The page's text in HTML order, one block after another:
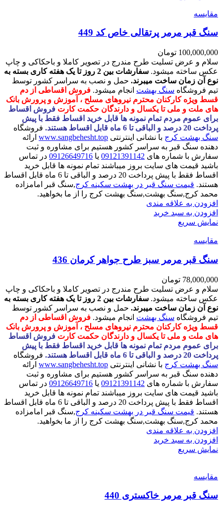
مقايسه
سنگ قبر مرمر پرتقالی خاص کد 449
100,000,000 تومان
سلام و عرض تسلیت طرح مندرج در تصویر کاملا و باحکاکی و چاپ
عکس ساخته میشود.
سفارشات بین 2 روز تا یک هفته کاری بسته به
نوع آن زمان ساخت میبرند. حمل و نصب به سراسر کشور توسط
تیم فروشگاه سنگ بهشت انجام میشود. فروش اقساطی از دم
قسط ویژه کارکنان محترم نیروهای مسلح ، آموزش و پرورش بانک
های ملت و ملی تا یکسال و دارندگان حکمت کارت فروش اقساط
برای عموم مردم تمام نمونه ها قابل خرید اقساط فقط با پیش
پرداخت 20 درصد و الباقی تا 6 ماه قابل اقساط هستند.
فروشگاه
سنگ بهشت کرج با نشانی اینترنتی www.sangbehesht.top ارائه
دهنده سنگ قبر به سراسر کشور هستیم برای مشاوره و ثبت
سفارش با شماره های 09121391142 یا 09126649716 در تماس
باشید قیمت های سایت بروز میباشند تمام نمونه ها قابل خرید
اقساط فقط با پیش پرداخت 20 درصد و الباقی تا 6 ماه قابل اقساط
هستند. قیمت سنگ قبر در بهشت سکینه کرج,سنگ قبر امامزاده
محمد کرج,سنگ بهشت,سنگ بهشت کرج را از ما بخواهید.
افزودن به علاقه مندی
افزودن به سبد خرید
نمایش سریع
مقايسه
سنگ قبر مرمر سبز طرح جواهر کرمان 436
78,000,000 تومان
سلام و عرض تسلیت طرح مندرج در تصویر کاملا و باحکاکی و چاپ
عکس ساخته میشود.
سفارشات بین 2 روز تا یک هفته کاری بسته به
نوع آن زمان ساخت میبرند. حمل و نصب به سراسر کشور توسط
تیم فروشگاه سنگ بهشت انجام میشود. فروش اقساطی از دم
قسط ویژه کارکنان محترم نیروهای مسلح ، آموزش و پرورش بانک
های ملت و ملی تا یکسال و دارندگان حکمت کارت فروش اقساط
برای عموم مردم تمام نمونه ها قابل خرید اقساط فقط با پیش
پرداخت 20 درصد و الباقی تا 6 ماه قابل اقساط هستند.
فروشگاه
سنگ بهشت کرج با نشانی اینترنتی www.sangbehesht.top ارائه
دهنده سنگ قبر به سراسر کشور هستیم برای مشاوره و ثبت
سفارش با شماره های 09121391142 یا 09126649716 در تماس
باشید قیمت های سایت بروز میباشند تمام نمونه ها قابل خرید
اقساط فقط با پیش پرداخت 20 درصد و الباقی تا 6 ماه قابل اقساط
هستند. قیمت سنگ قبر در بهشت سکینه کرج,سنگ قبر امامزاده
محمد کرج,سنگ بهشت,سنگ بهشت کرج را از ما بخواهید.
افزودن به علاقه مندی
افزودن به سبد خرید
نمایش سریع
مقايسه
سنگ قبر مرمر خاکستری 440